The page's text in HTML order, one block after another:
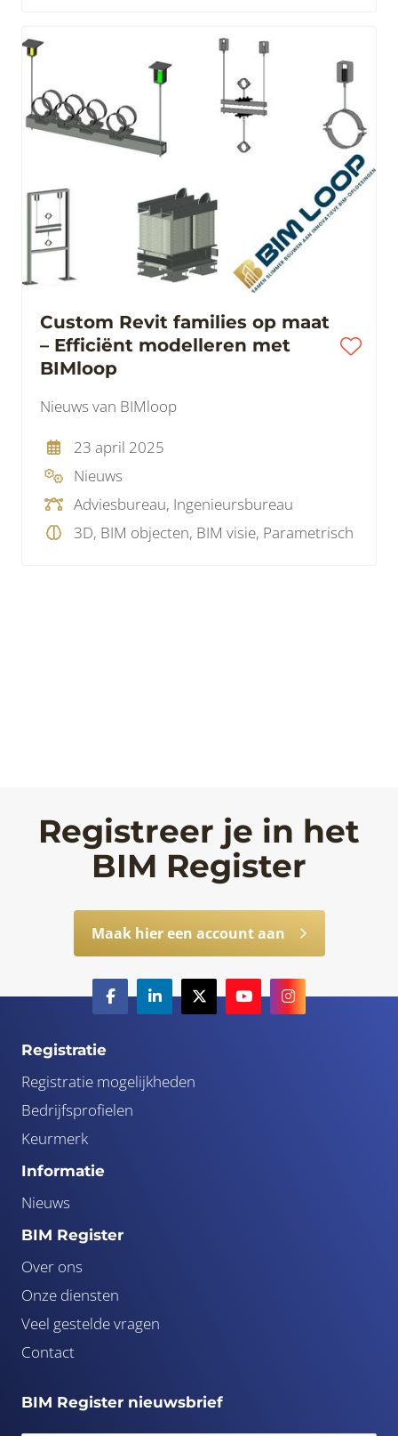
Custom Revit families op maat
– Efficiënt modelleren met
BIMloop
Nieuws van BIMloop
23 april 2025
Nieuws
Adviesbureau, Ingenieursbureau
3D, BIM objecten, BIM visie, Parametrisch
Registreer je in het
BIM Register
Maak hier een account aan
Registratie
Registratie mogelijkheden
Bedrijfsprofielen
Keurmerk
Informatie
Nieuws
BIM Register
Over ons
Onze diensten
Veel gestelde vragen
Contact
BIM Register nieuwsbrief